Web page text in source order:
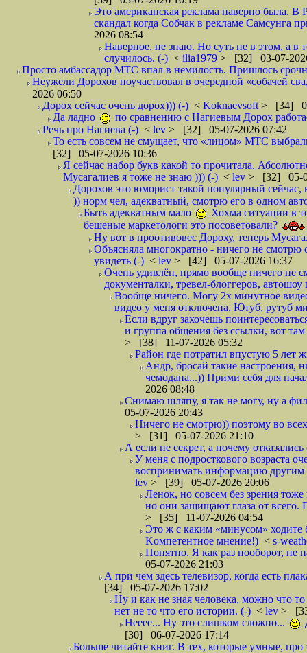
Это американская реклама наверно была.
скандал когда Собчак в рекламе Самсунга
2026 08:54
Наверное. не знаю. Но суть не в этом, а в
случилось. (-) < ilia1979 > [32] 03-07-
Просто амбассадор МТС впал в немилость. Пришлось
Неужели Дорохов поучаствовал в очередной «собачей
2026 06:50
Дорох сейчас очень дорох))) (-) < Koknaevsoft > [34]
Да ладно
по сравнению с Нагиевым Дорох
Речь про Нагиева (-) < lev > [32] 05-07-2026 07:42
То есть совсем не смущает, что «лицом» МТС
[32] 05-07-2026 10:36
Я сейчас набор букв какой то прочитала.
Мусагалиев я тоже не знаю ))) (-) < lev > [32] 05-
Дорохов это юморист такой популярный сейчас,
)) норм чел, адекватный, смотрю его в одном
Быть адекватным мало
Хохма ситуации в
бешеные маркетологи это посоветовали?
Ну вот в проотивовес Дороху, теперь
Объясняла многократно - ничего не смотрю
увидеть (-) < lev > [42] 05-07-2026 16:37
Очень удивлён, прямо вообще ничего не
документалки, тревел-блоггеров,
Вообще ничего. Могу 2х минутное
видео у меня отключена. Ютуб, рутуб
Если вдруг захочешь
и группа общения без ссылки, вот
> [38] 11-07-2026 05:32
Район где потратил впустую 5 лет
Андр, бросай такие настроения,
чемодана...)) Прими себя для
2026 08:48
Снимаю шляпу, я так не могу, ну а
05-07-2026 20:43
Ничего не смотрю)) поэтому во
> [31] 05-07-2026 21:10
А если не секрет, а почему
У меня с подросткового возраста
воспринимать информацию другим
lev > [39] 05-07-2026 20:06
Ленок, но совсем без зрения
но они защищают глаза от
> [35] 11-07-2026 04:54
Это ж с каким «минусом» ходите
Kомпетентное мнение!) < s-
Понятно. Я как раз нооборот, не
05-07-2026 21:03
А при чем здесь телевизор, когда есть
[34] 05-07-2026 17:02
Ну и как не зная человека, можно что
нет не то что его истории. (-) < lev >
Нееее... Ну это слишком сложно...
[30] 06-07-2026 17:14
Больше читайте книг. В тех, которые умные, про